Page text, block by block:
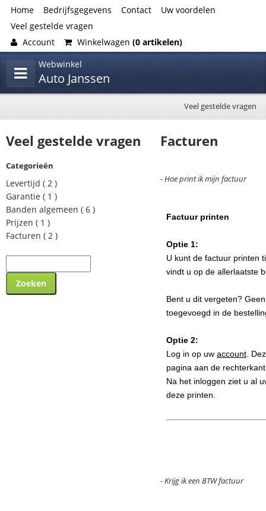
Home Bedrijfsgegevens Contact
Uw voordelen
Veel gestelde vragen
Account
Winkelwagen (0 artikelen)
Webwinkel
Auto Janssen
Veel gestelde vragen
Veel gestelde vragen
Categorieën
Levertijd ( 2 )
Garantie ( 1 )
Banden algemeen ( 6 )
Prijzen ( 1 )
Facturen ( 2 )
Facturen
- Hoe print ik mijn factuur
Factuur printen
Optie 1:
U kunt de factuur printen
vindt u op de allerlaatste
Bent u dit vergeten?
toegevoegd in de
Optie 2:
Log in op uw account .
pagina aan de
Na het inloggen ziet u al
deze printen.
- Krijg ik een BTW factuur